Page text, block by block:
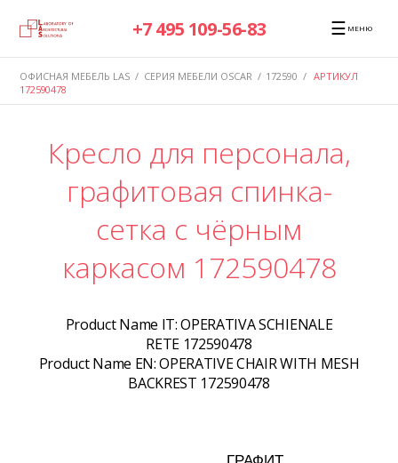
+7 495 109-56-83 ☰ МЕНЮ
ОФИСНАЯ МЕБЕЛЬ LAS / СЕРИЯ МЕБЕЛИ OSCAR / 172590 / АРТИКУЛ
172590478
Кресло для персонала,
графитовая спинка-
сетка с чёрным
каркасом 172590478
Product Name IT:OPERATIVA SCHIENALE
RETE 172590478
Product Name EN:OPERATIVE CHAIR WITH MESH
BACKREST 172590478